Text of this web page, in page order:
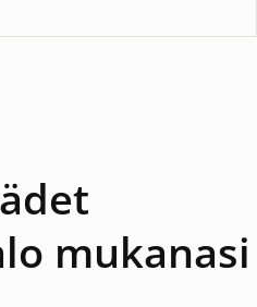
mukanasi